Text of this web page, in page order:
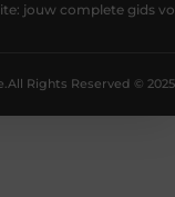
jouw complete gids
All Rights Reserved © 2025